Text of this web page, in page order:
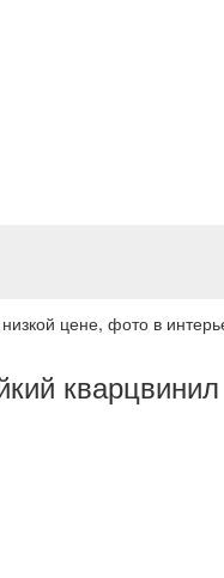
цене, фото в